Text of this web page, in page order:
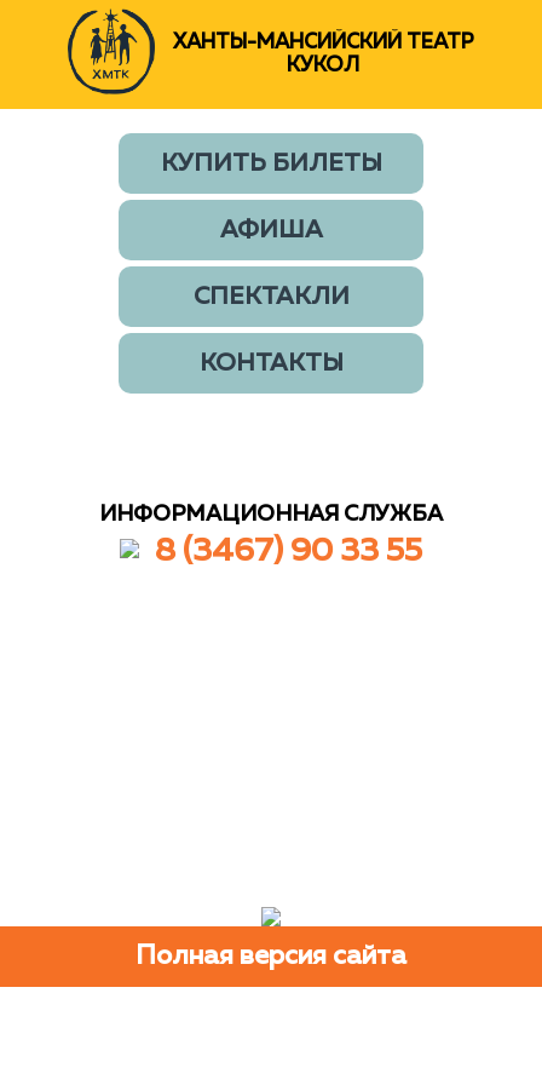
ХАНТЫ-МАНСИЙСКИЙ ТЕАТР
КУКОЛ
КУПИТЬ БИЛЕТЫ
АФИША
СПЕКТАКЛИ
КОНТАКТЫ
ИНФОРМАЦИОННАЯ СЛУЖБА
8 (3467) 90 33 55
Полная версия сайта